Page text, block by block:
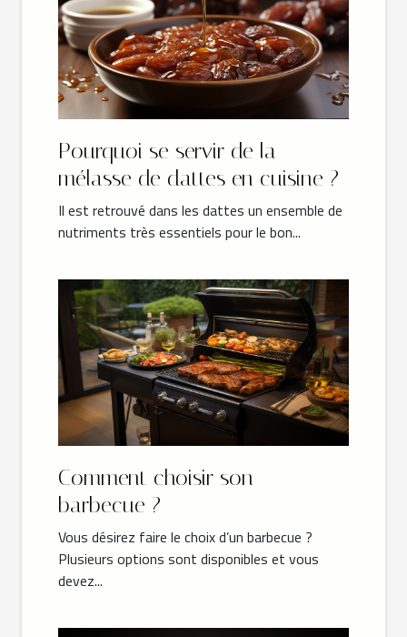
Pourquoi se servir de la
mélasse de dattes en cuisine ?
Il est retrouvé dans les dattes un ensemble de
nutriments très essentiels pour le bon...
Comment choisir son
barbecue ?
Vous désirez faire le choix d’un barbecue ?
Plusieurs options sont disponibles et vous
devez...